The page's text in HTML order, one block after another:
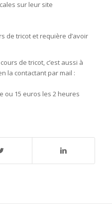
sur leur site
de tricot et requière d’avoir
de tricot, c’est aussi à
la contactant par mail :
ou 15 euros les 2 heures